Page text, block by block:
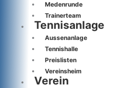
Medenrunde
Trainerteam
Tennisanlage
Aussenanlage
Tennishalle
Preislisten
Vereinsheim
Verein